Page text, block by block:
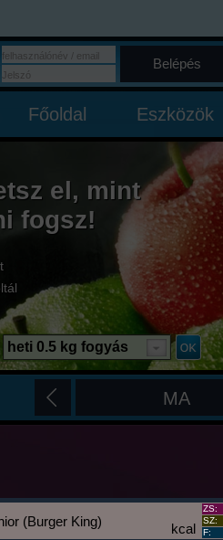
Belépés
Főoldal Eszközök
el, mint
fogsz!
heti 0.5 kg fogyás
MA
kcal
(Burger King)
ZS:
SZ:
F: